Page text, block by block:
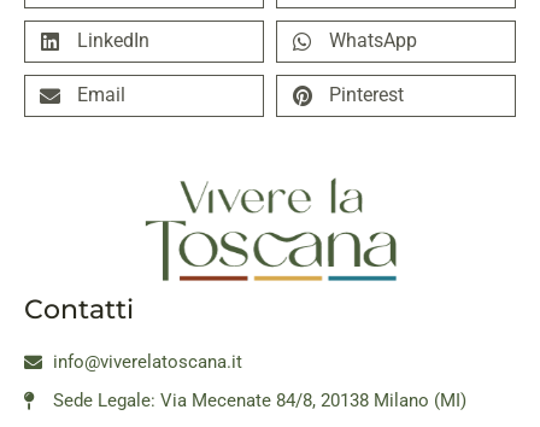
LinkedIn WhatsApp
Email Pinterest
Contatti
info@viverelatoscana.it
Sede Legale: Via Mecenate 84/8, 20138 Milano (MI)